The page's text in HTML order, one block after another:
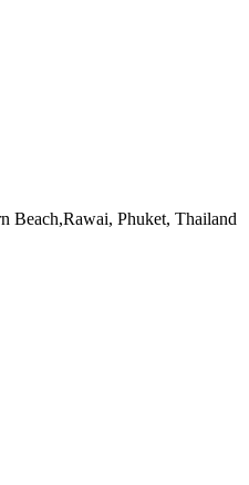
Beach,Rawai, Phuket, Thailand